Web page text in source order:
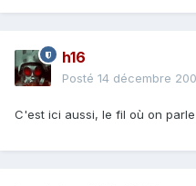
h16
Posté 14 décembre
C'est ici aussi, le fil où on